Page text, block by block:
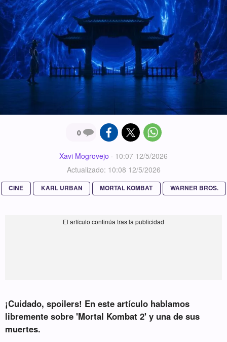
0
Xavi Mogrovejo · 10:07 12/5/2026
Actualizado: 10:08 12/5/2026
CINE KARL URBAN MORTAL KOMBAT WARNER BROS.
¡Cuidado, spoilers! En este artículo hablamos
libremente sobre 'Mortal Kombat 2' y una de sus
muertes.